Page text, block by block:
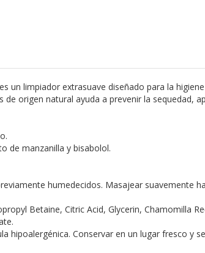
un limpiador extrasuave diseñado para la
origen natural ayuda a prevenir la sequedad,
de manzanilla y bisabolol.
humedecidos. Masajear suavemente
Betaine, Citric Acid, Glycerin, Chamomilla
hipoalergénica. Conservar en un lugar fresco y